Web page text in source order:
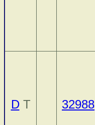
DT 32988